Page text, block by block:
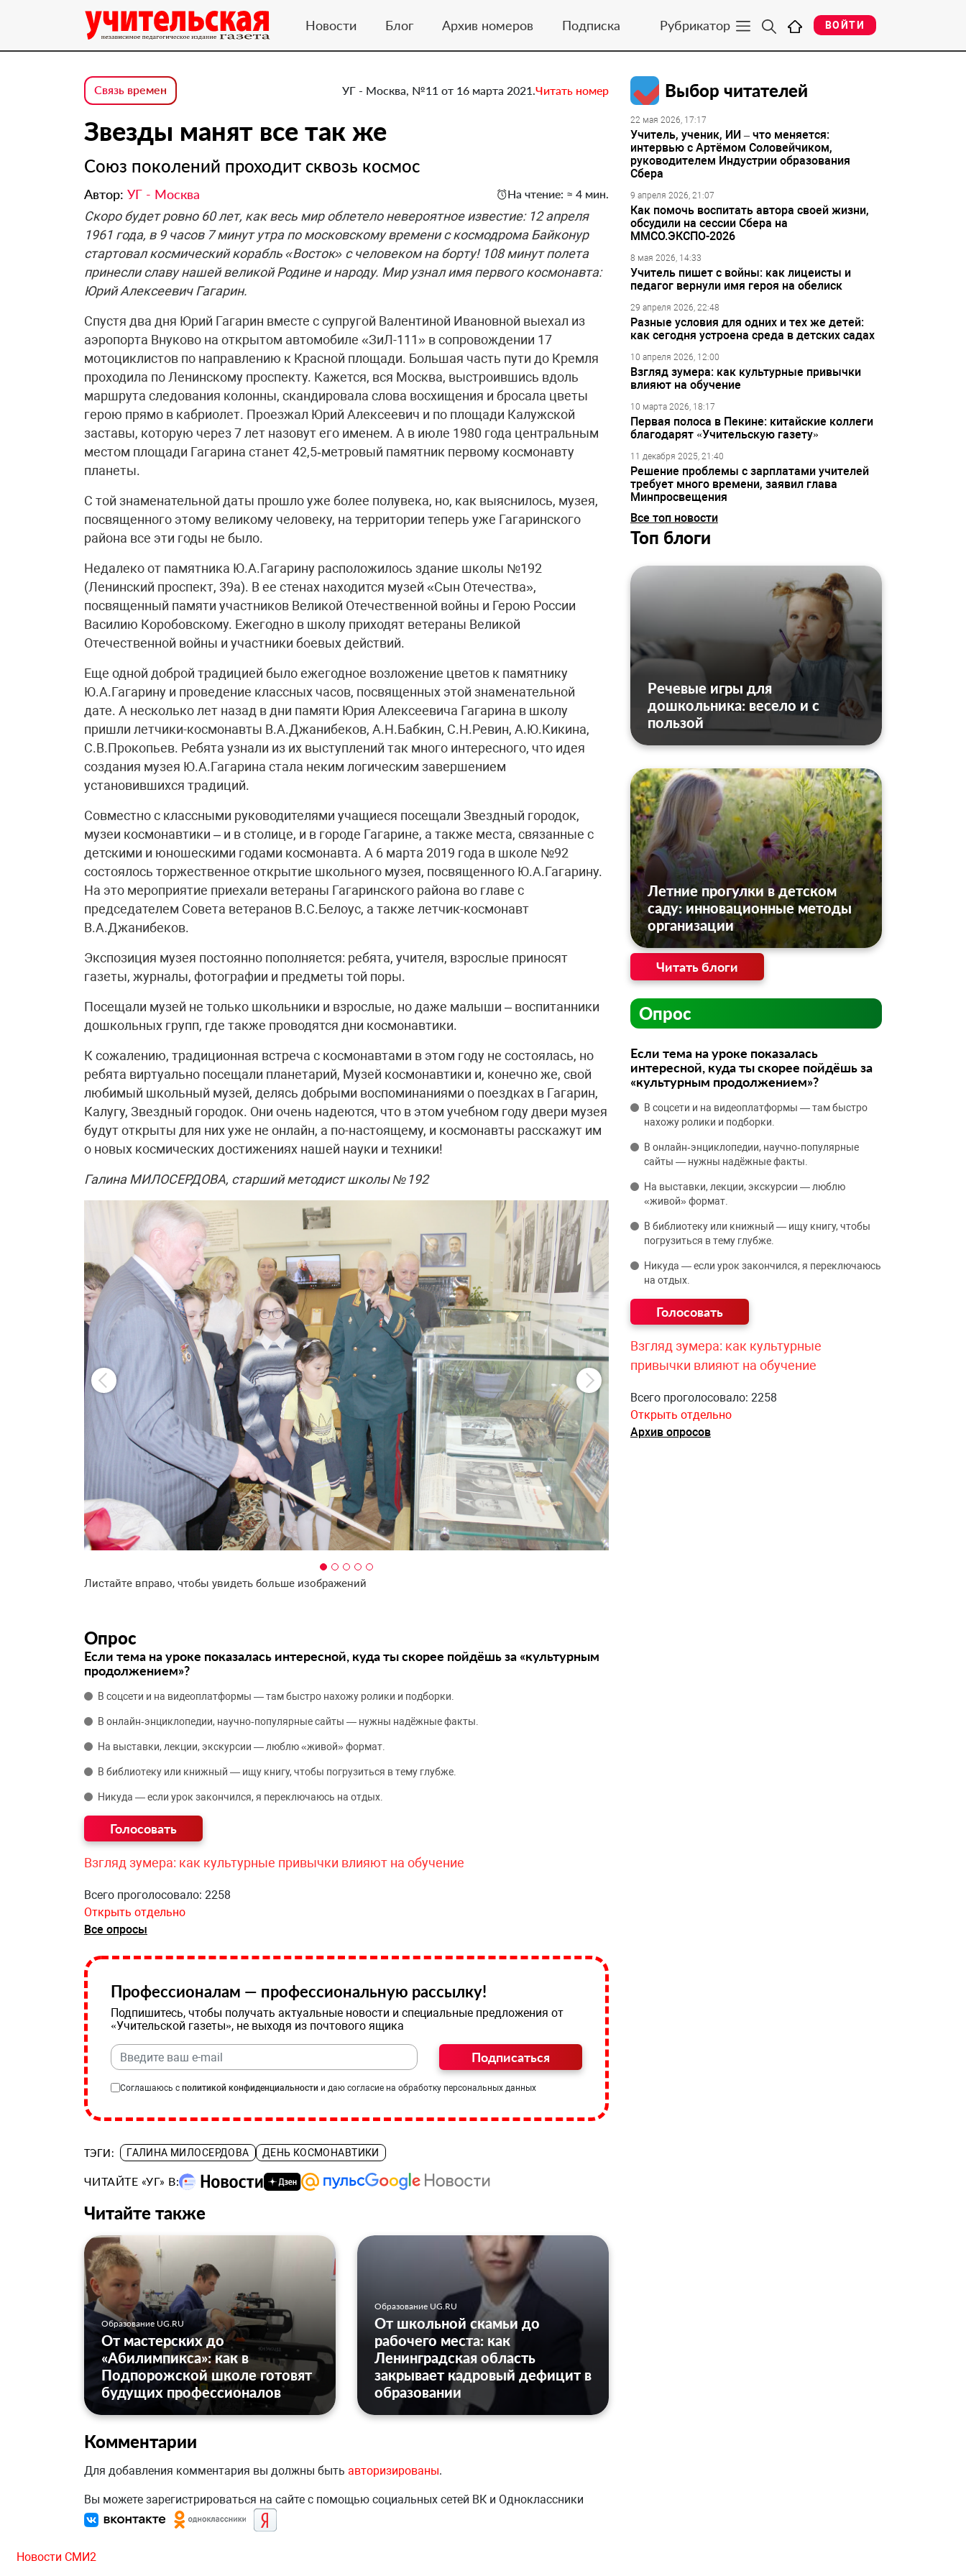
Новости Блог Архив номеров Подписка Рубрикатор ВОЙТИ
Связь времен УГ - Москва, №11 от 16 марта 2021.Читать номер
Звезды манят все так же
Союз поколений проходит сквозь космос
Автор: УГ - Москва На чтение: ≈ 4 мин.
Скоро будет ровно 60 лет, как весь мир облетело невероятное известие: 12 ап­ре­ля
1961 года, в 9 часов 7 ми­нут утра по московскому времени с космодрома Байконур
стартовал космический корабль «Восток» с человеком на борту! 108 минут полета
принесли славу нашей великой Родине и народу. Мир узнал имя первого космонавта:
Юрий Алексеевич Гагарин.
Спустя два дня Юрий Гагарин вместе с супругой Валентиной Ивановной выехал из
аэропорта Внуково на открытом автомобиле «ЗиЛ-111» в сопровождении 17
мотоциклистов по направлению к Красной площади. Большая часть пути до Кремля
проходила по Ленинскому проспекту. Кажется, вся Москва, выстроившись вдоль
маршрута следования колонны, скандировала слова восхищения и бросала цветы
герою прямо в кабриолет. Проезжал Юрий Алексеевич и по площади Калужской
заставы, которую через 7 лет назовут его именем. А в июле 1980 года центральным
местом площади Гагарина станет 42,5‑метровый памятник первому космонавту
планеты.
С той знаменательной даты прошло уже более полувека, но, как выяснилось, музея,
посвященного этому великому человеку, на территории теперь уже Гагаринского
района все эти годы не было.
Недалеко от памятника Ю.А.Га­га­ри­ну расположилось здание школы №192
(Ленинский проспект, 39а). В ее стенах находится музей «Сын Отечества»,
посвященный памяти участников Великой Отечественной войны и Герою России
Василию Коробовскому. Ежегодно в школу приходят ветераны Великой
Отечественной войны и участники боевых действий.
Еще одной доброй традицией было ежегодное возложение цветов к памятнику
Ю.А.Гагарину и проведение классных часов, посвященных этой знаменательной
дате. А несколько лет назад в дни памяти Юрия Алексеевича Гагарина в школу
пришли летчики-космонавты В.А.Джанибеков, А.Н.Бабкин, С.Н.Ревин, А.Ю.Ки­ки­на,
С.В.Прокопьев. Ребята узнали из их выступлений так много интересного, что идея
создания музея Ю.А.Гагарина стала неким логическим завершением
установившихся традиций.
Совместно с классными руководителями учащиеся посещали Звездный городок,
музеи космонавтики – и в столице, и в городе Гагарине, а также места, связанные с
детскими и юношескими годами космонавта. А 6 марта 2019 года в школе №92
состоялось торжественное открытие школьного музея, посвященного Ю.А.Га­га­ри­ну.
На это мероприятие приехали ветераны Гагаринского района во главе с
председателем Совета ветеранов В.С.Бе­ло­ус, а также летчик-космонавт
В.А.Джанибеков.
Экспозиция музея постоянно пополняется: ребята, учителя, взрослые приносят
газеты, журналы, фотографии и предметы той поры.
Посещали музей не только школьники и взрослые, но даже малыши – воспитанники
дошкольных групп, где также проводятся дни космонавтики.
К сожалению, традиционная встреча с космонавтами в этом году не состоялась, но
ребята виртуально посещали планетарий, Музей космонавтики и, конечно же, свой
любимый школьный музей, делясь добрыми воспоминаниями о поездках в Гагарин,
Калугу, Звездный городок. Они очень надеются, что в этом учебном году двери музея
будут открыты для них уже не онлайн, а по-настоящему, и космонавты расскажут им
о новых космических достижениях нашей науки и техники!
Галина МИЛОСЕРДОВА, старший методист школы №192
Листайте вправо, чтобы увидеть больше изображений
Опрос
Если тема на уроке показалась интересной, куда ты скорее пойдёшь за «культурным
продолжением»?
В соцсети и на видеоплатформы — там быстро нахожу ролики и подборки.
В онлайн‑энциклопедии, научно‑популярные сайты — нужны надёжные факты.
На выставки, лекции, экскурсии — люблю «живой» формат.
В библиотеку или книжный — ищу книгу, чтобы погрузиться в тему глубже.
Никуда — если урок закончился, я переключаюсь на отдых.
Взгляд зумера: как культурные привычки влияют на обучение
Всего проголосовало: 2258
Открыть отдельно
Все опросы
Профессионалам — профессиональную рассылку!
Подпишитесь, чтобы получать актуальные новости и специальные предложения от
«Учительской газеты», не выходя из почтового ящика
Подписаться
Соглашаюсь с политикой конфиденциальности и даю согласие на обработку персональных данных
ТЭГИ: ГАЛИНА МИЛОСЕРДОВА ДЕНЬ КОСМОНАВТИКИ
ЧИТАЙТЕ «УГ» В:
Читайте также
Образование UG.RU
От мастерских до
«Абилимпикса»: как в
Подпорожской школе готовят
будущих профессионалов
Образование UG.RU
От школьной скамьи до
рабочего места: как
Ленинградская область
закрывает кадровый дефицит в
образовании
Комментарии
Для добавления комментария вы должны быть авторизированы.
Вы можете зарегистрироваться на сайте с помощью социальных сетей ВК и Одноклассники
Выбор читателей
22 мая 2026, 17:17
Учитель, ученик, ИИ – что меняется:
интервью с Артёмом Соловейчиком,
руководителем Индустрии образования
Сбера
9 апреля 2026, 21:07
Как помочь воспитать автора своей жизни,
обсудили на сессии Сбера на
ММСО.ЭКСПО-2026
8 мая 2026, 14:33
Учитель пишет с войны: как лицеисты и
педагог вернули имя героя на обелиск
29 апреля 2026, 22:48
Разные условия для одних и тех же детей:
как сегодня устроена среда в детских садах
10 апреля 2026, 12:00
Взгляд зумера: как культурные привычки
влияют на обучение
10 марта 2026, 18:17
Первая полоса в Пекине: китайские коллеги
благодарят «Учительскую газету»
11 декабря 2025, 21:40
Решение проблемы с зарплатами учителей
требует много времени, заявил глава
Минпросвещения
Все топ новости
Топ блоги
Речевые игры для
дошкольника: весело и с
пользой
Летние прогулки в детском
саду: инновационные методы
организации
Читать блоги
Опрос
Если тема на уроке показалась
интересной, куда ты скорее пойдёшь за
«культурным продолжением»?
В соцсети и на видеоплатформы — там быстро
нахожу ролики и подборки.
В онлайн‑энциклопедии, научно‑популярные
сайты — нужны надёжные факты.
На выставки, лекции, экскурсии — люблю
«живой» формат.
В библиотеку или книжный — ищу книгу, чтобы
погрузиться в тему глубже.
Никуда — если урок закончился, я переключаюсь
на отдых.
Взгляд зумера: как культурные
привычки влияют на обучение
Всего проголосовало: 2258
Открыть отдельно
Архив опросов
Новости СМИ2